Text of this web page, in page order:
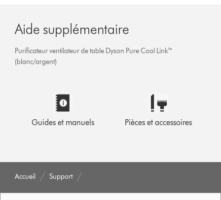
Aide supplémentaire
Purificateur ventilateur de table Dyson Pure Cool Link™
(blanc/argent)
Guides et manuels Pièces et accessoires
Accueil Support